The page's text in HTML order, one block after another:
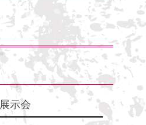
展示会